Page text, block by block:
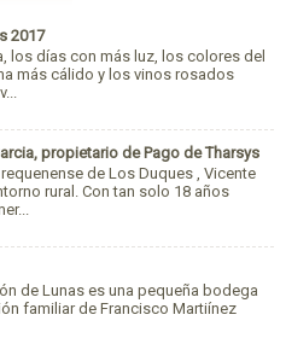
2017
los días con más luz, los colores del
más cálido y los vinos rosados
propietario de Pago de Tharsys
de Los Duques , Vicente
rural. Con tan solo 18 años
de Lunas es una pequeña bodega
familiar de Francisco Martiínez